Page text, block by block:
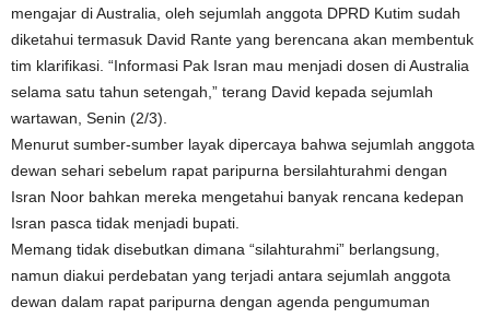
mengajar di Australia, oleh sejumlah anggota DPRD Kutim sudah
diketahui termasuk David Rante yang berencana akan membentuk
tim klarifikasi. “Informasi Pak Isran mau menjadi dosen di Australia
selama satu tahun setengah,” terang David kepada sejumlah
wartawan, Senin (2/3).
Menurut sumber-sumber layak dipercaya bahwa sejumlah anggota
dewan sehari sebelum rapat paripurna bersilahturahmi dengan
Isran Noor bahkan mereka mengetahui banyak rencana kedepan
Isran pasca tidak menjadi bupati.
Memang tidak disebutkan dimana “silahturahmi” berlangsung,
namun diakui perdebatan yang terjadi antara sejumlah anggota
dewan dalam rapat paripurna dengan agenda pengumuman